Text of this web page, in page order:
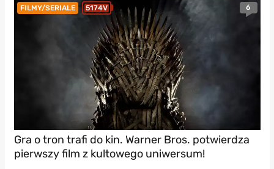
FILMY/SERIALE 5174V 6
Gra o tron trafi do kin. Warner Bros. potwierdza
pierwszy film z kultowego uniwersum!